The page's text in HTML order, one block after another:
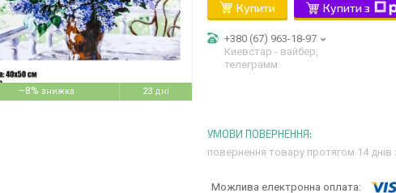
–8% 23 дні
Купити Купити з
+380 (67) 963-18-97
Киевстар - вайбер,
телеграмм
повернення товару протягом 14 днів